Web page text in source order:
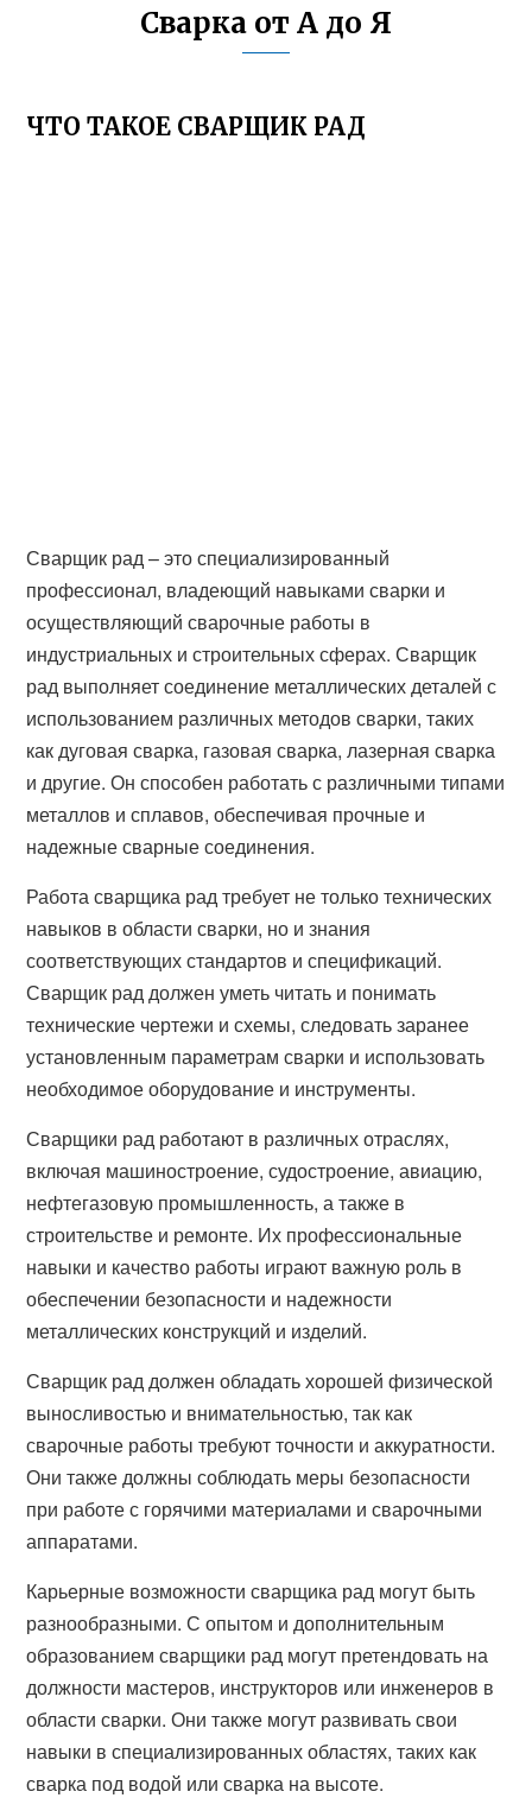
Сварка от А до Я
ЧТО ТАКОЕ СВАРЩИК РАД
Сварщик рад – это специализированный
профессионал, владеющий навыками сварки и
осуществляющий сварочные работы в
индустриальных и строительных сферах. Сварщик
рад выполняет соединение металлических деталей с
использованием различных методов сварки, таких
как дуговая сварка, газовая сварка, лазерная сварка
и другие. Он способен работать с различными типами
металлов и сплавов, обеспечивая прочные и
надежные сварные соединения.
Работа сварщика рад требует не только технических
навыков в области сварки, но и знания
соответствующих стандартов и спецификаций.
Сварщик рад должен уметь читать и понимать
технические чертежи и схемы, следовать заранее
установленным параметрам сварки и использовать
необходимое оборудование и инструменты.
Сварщики рад работают в различных отраслях,
включая машиностроение, судостроение, авиацию,
нефтегазовую промышленность, а также в
строительстве и ремонте. Их профессиональные
навыки и качество работы играют важную роль в
обеспечении безопасности и надежности
металлических конструкций и изделий.
Сварщик рад должен обладать хорошей физической
выносливостью и внимательностью, так как
сварочные работы требуют точности и аккуратности.
Они также должны соблюдать меры безопасности
при работе с горячими материалами и сварочными
аппаратами.
Карьерные возможности сварщика рад могут быть
разнообразными. С опытом и дополнительным
образованием сварщики рад могут претендовать на
должности мастеров, инструкторов или инженеров в
области сварки. Они также могут развивать свои
навыки в специализированных областях, таких как
сварка под водой или сварка на высоте.